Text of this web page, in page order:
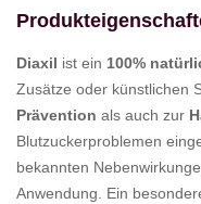
Diaxil ist ein 100%
Zusätze oder künstlichen
Prävention als auch zur
Blutzuckerproblemen
bekannten
Anwendung. Ein